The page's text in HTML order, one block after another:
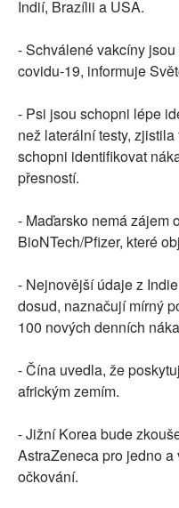
Indií, Brazílii a USA.
- Schválené vakcíny
covidu-19, informuje
- Psi jsou schopni lépe
než laterální testy,
schopni identifikovat
přesností.
- Maďarsko nemá zájem
BioNTech/Pfizer, které
- Nejnovější údaje z
dosud, naznačují mírný
100 nových denních
- Čína uvedla, že
africkým zemím.
- Jižní Korea bude
AstraZeneca pro jedno
očkování.